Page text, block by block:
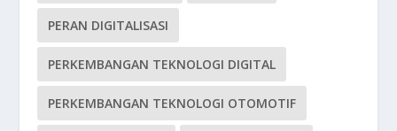
PERAN DIGITALISASI
PERKEMBANGAN TEKNOLOGI DIGITAL
PERKEMBANGAN TEKNOLOGI OTOMOTIF